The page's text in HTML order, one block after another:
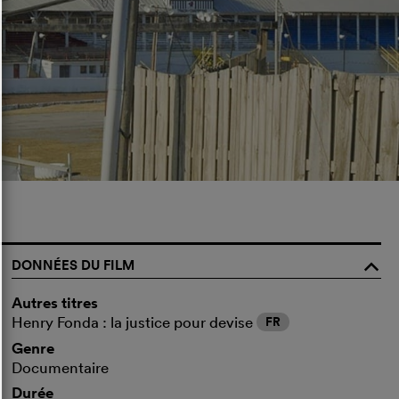
DONNÉES DU FILM
o
Autres titres
Henry Fonda : la justice pour devise FR
Genre
Documentaire
Durée